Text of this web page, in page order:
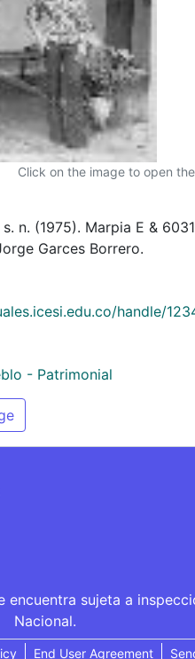
Click on the image to open
s. n. (1975). Marpia E &
Garces Borrero.
handle/
- Patrimonial
sujeta a
Nacional.
End User Agreement